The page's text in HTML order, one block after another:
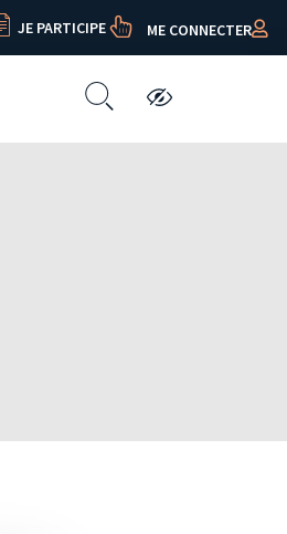
JE PARTICIPE ME CONNECTER